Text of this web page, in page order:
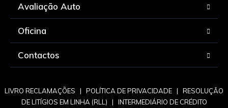
Avaliação Auto
Oficina
Contactos
LIVRO RECLAMAÇÕES | POLÍTICA DE PRIVACIDADE | RESOLUÇÃO
DE LITÍGIOS EM LINHA (RLL) | INTERMEDIÁRIO DE CRÉDITO